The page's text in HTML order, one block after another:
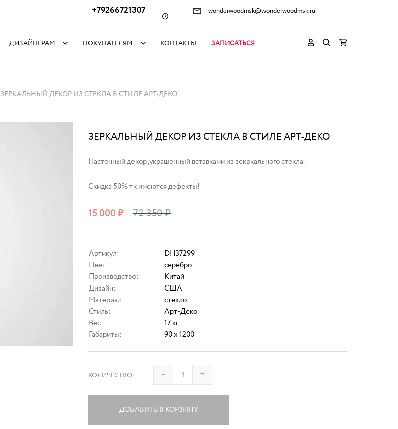
+79266721307 wonderwoodmsk@wonderwoodmsk.ru
ДИЗАЙНЕРАМ ПОКУПАТЕЛЯМ КОНТАКТЫ ЗАПИСАТЬСЯ
ЗЕРКАЛЬНЫЙ ДЕКОР ИЗ СТЕКЛА В СТИЛЕ АРТ-ДЕКО
ЗЕРКАЛЬНЫЙ ДЕКОР ИЗ СТЕКЛА В СТИЛЕ АРТ-ДЕКО
Настенный декор ,украшенный вставками из зекркального стекла.
Скидка 50% тк имеются дефекты!
15 000₽ 72 350₽
Артикул:
DH37299
Цвет:
серебро
Производство:
Китай
Дизайн:
США
Материал:
стекло
Стиль:
Арт-Деко
Вес:
17 кг
Габариты:
90 x 1200
КОЛИЧЕСТВО: – +
ДОБАВИТЬ В КОРЗИНУ